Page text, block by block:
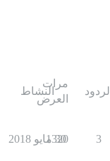
الردود
مرات
العرض
النشاط
3
1320
30 مايو 2018